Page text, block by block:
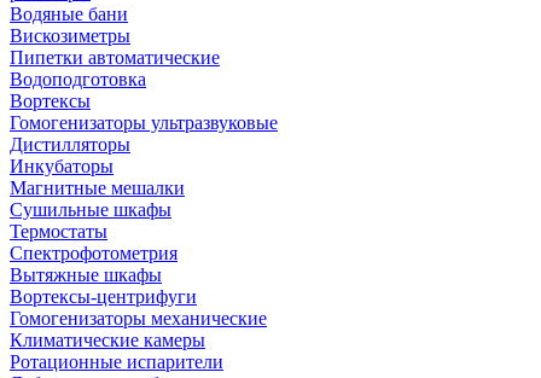
Водяные бани
Вискозиметры
Пипетки автоматические
Водоподготовка
Вортексы
Гомогенизаторы ультразвуковые
Дистилляторы
Инкубаторы
Магнитные мешалки
Сушильные шкафы
Термостаты
Спектрофотометрия
Вытяжные шкафы
Вортексы-центрифуги
Гомогенизаторы механические
Климатические камеры
Ротационные испарители